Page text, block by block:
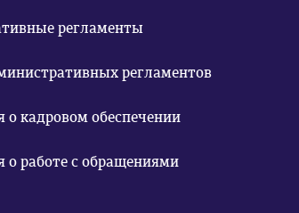
регламенты
регламентов
кадровом обеспечении
работе с обращениями